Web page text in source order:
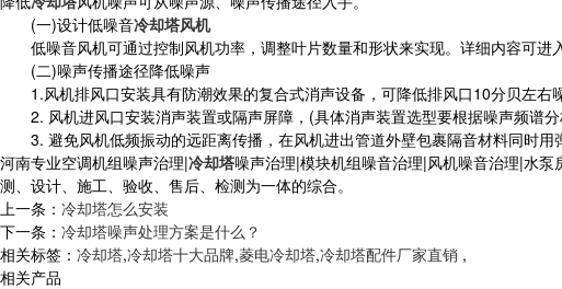
(一)设计低噪音冷却塔风机
低噪音风机可通过控制风机功率，调整叶片数量和形状来实现。详细内容可进
(二)噪声传播途径降低噪声
1.风机排风口安装具有防潮效果的复合式消声设备，可降低排风口10分贝左右噪
2. 风机进风口安装消声装置或隔声屏障，(具体消声装置选型要根据噪声频谱分
3. 避免风机低频振动的远距离传播，在风机进出管道外壁包裹隔音材料同时用
河南专业空调机组噪声治理|冷却塔噪声治理|模块机组噪音治理|风机噪音治理|水
测、设计、施工、验收、售后、检测为一体的综合。
上一条： 冷却塔怎么安装
下一条： 冷却塔噪声处理方案是什么？
相关标签： 冷却塔,冷却塔十大品牌,菱电冷却塔,冷却塔配件厂家直销 ,
相关产品